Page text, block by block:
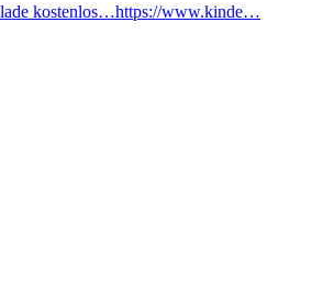
kostenlos…https://www.kinde…